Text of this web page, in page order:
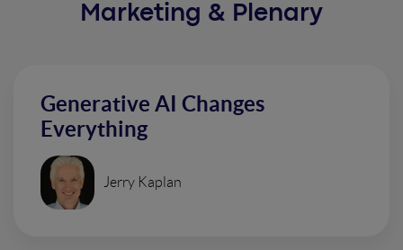
Marketing & Plenary
Generative AI Changes
Everything
Jerry Kaplan